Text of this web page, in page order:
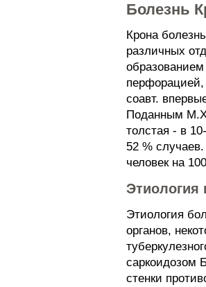
Болезнь
Крона
различных
перфорацией,
соавт.
Поданным
толстая - в
52 %
человек на
Этиология
Этиология
органов,
саркоидозом
стенки